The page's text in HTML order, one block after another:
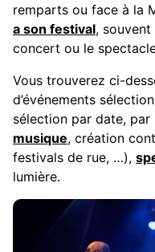
remparts ou face à la
a son festival,
concert ou le
Vous trouverez ci-
d’événements
sélection par date, par
musique, création
festivals de rue, …),
lumière.